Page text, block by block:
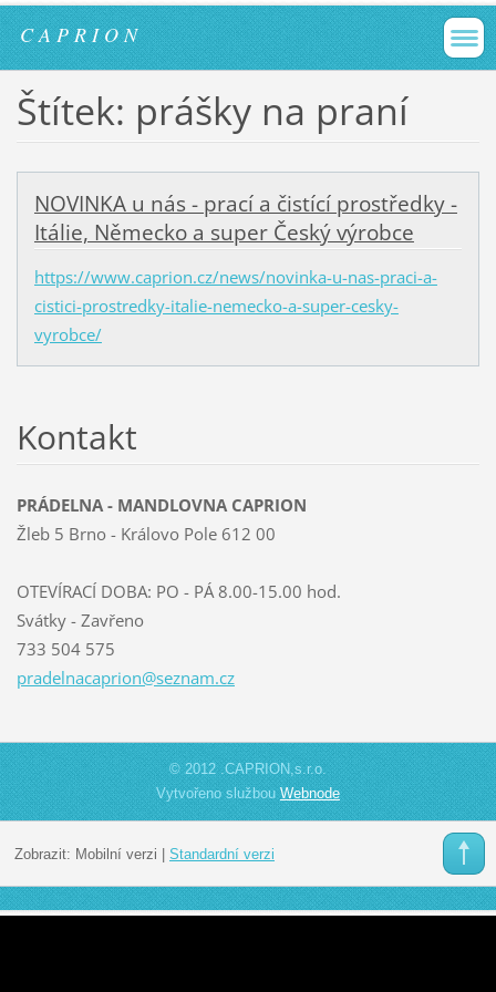
C A P R I O N
Štítek: prášky na praní
NOVINKA u nás - prací a čistící prostředky -
Itálie, Německo a super Český výrobce
https://www.caprion.cz/news/novinka-u-nas-praci-a-
cistici-prostredky-italie-nemecko-a-super-cesky-
vyrobce/
Kontakt
PRÁDELNA - MANDLOVNA CAPRION
Žleb 5 Brno - Královo Pole 612 00
OTEVÍRACÍ DOBA: PO - PÁ 8.00-15.00 hod.
Svátky - Zavřeno
733 504 575
pradelnacaprion@seznam.cz
© 2012 .CAPRION,s.r.o.
Vytvořeno službouWebnode
Zobrazit: Mobilní verzi Standardní verzi